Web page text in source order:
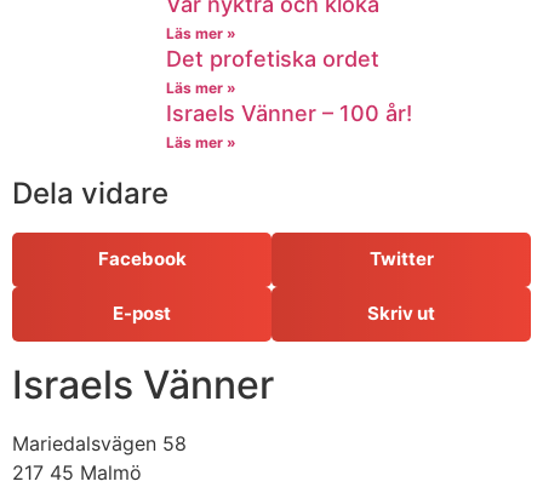
Läs mer »
Det profetiska ordet
Läs mer »
Israels Vänner – 100 år!
Läs mer »
Dela vidare
Facebook Twitter
E-post Skriv ut
Israels Vänner
Mariedalsvägen 58
217 45 Malmö